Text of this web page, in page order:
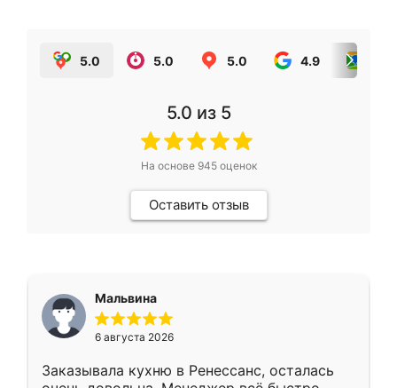
5.0 5.0 5.0 4.9
5.0 из 5
На основе 945оценок
Оставить отзыв
Мальвина
6 августа 2026
Заказывала кухню в Ренессанс, осталась